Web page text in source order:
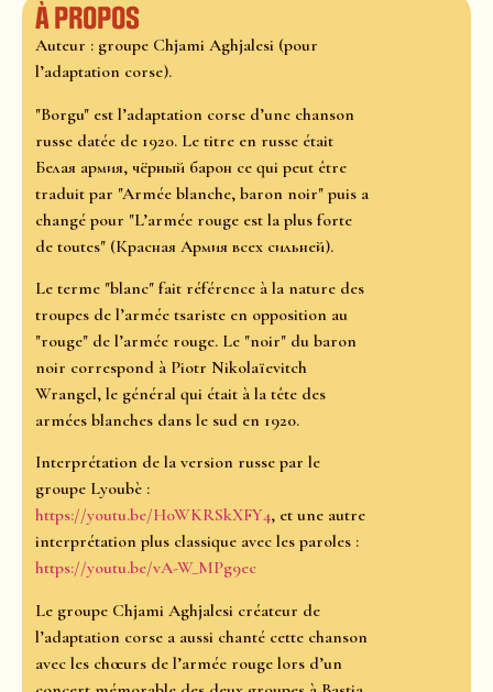
À propos
Auteur : groupe Chjami Aghjalesi (pour
l’adaptation corse).
"Borgu" est l’adaptation corse d’une chanson
russe datée de 1920. Le titre en russe était
Белая армия, чёрный барон ce qui peut être
traduit par "Armée blanche, baron noir" puis a
changé pour "L’armée rouge est la plus forte
de toutes" (Красная Армия всех сильней).
Le terme "blanc" fait référence à la nature des
troupes de l’armée tsariste en opposition au
"rouge" de l’armée rouge. Le "noir" du baron
noir correspond à Piotr Nikolaïevitch
Wrangel, le général qui était à la tête des
armées blanches dans le sud en 1920.
Interprétation de la version russe par le
groupe Lyoubè :
https://youtu.be/H0WKRSkXFY4, et une autre
interprétation plus classique avec les paroles :
https://youtu.be/vA-W_MPg9ec
Le groupe Chjami Aghjalesi créateur de
l’adaptation corse a aussi chanté cette chanson
avec les chœurs de l’armée rouge lors d’un